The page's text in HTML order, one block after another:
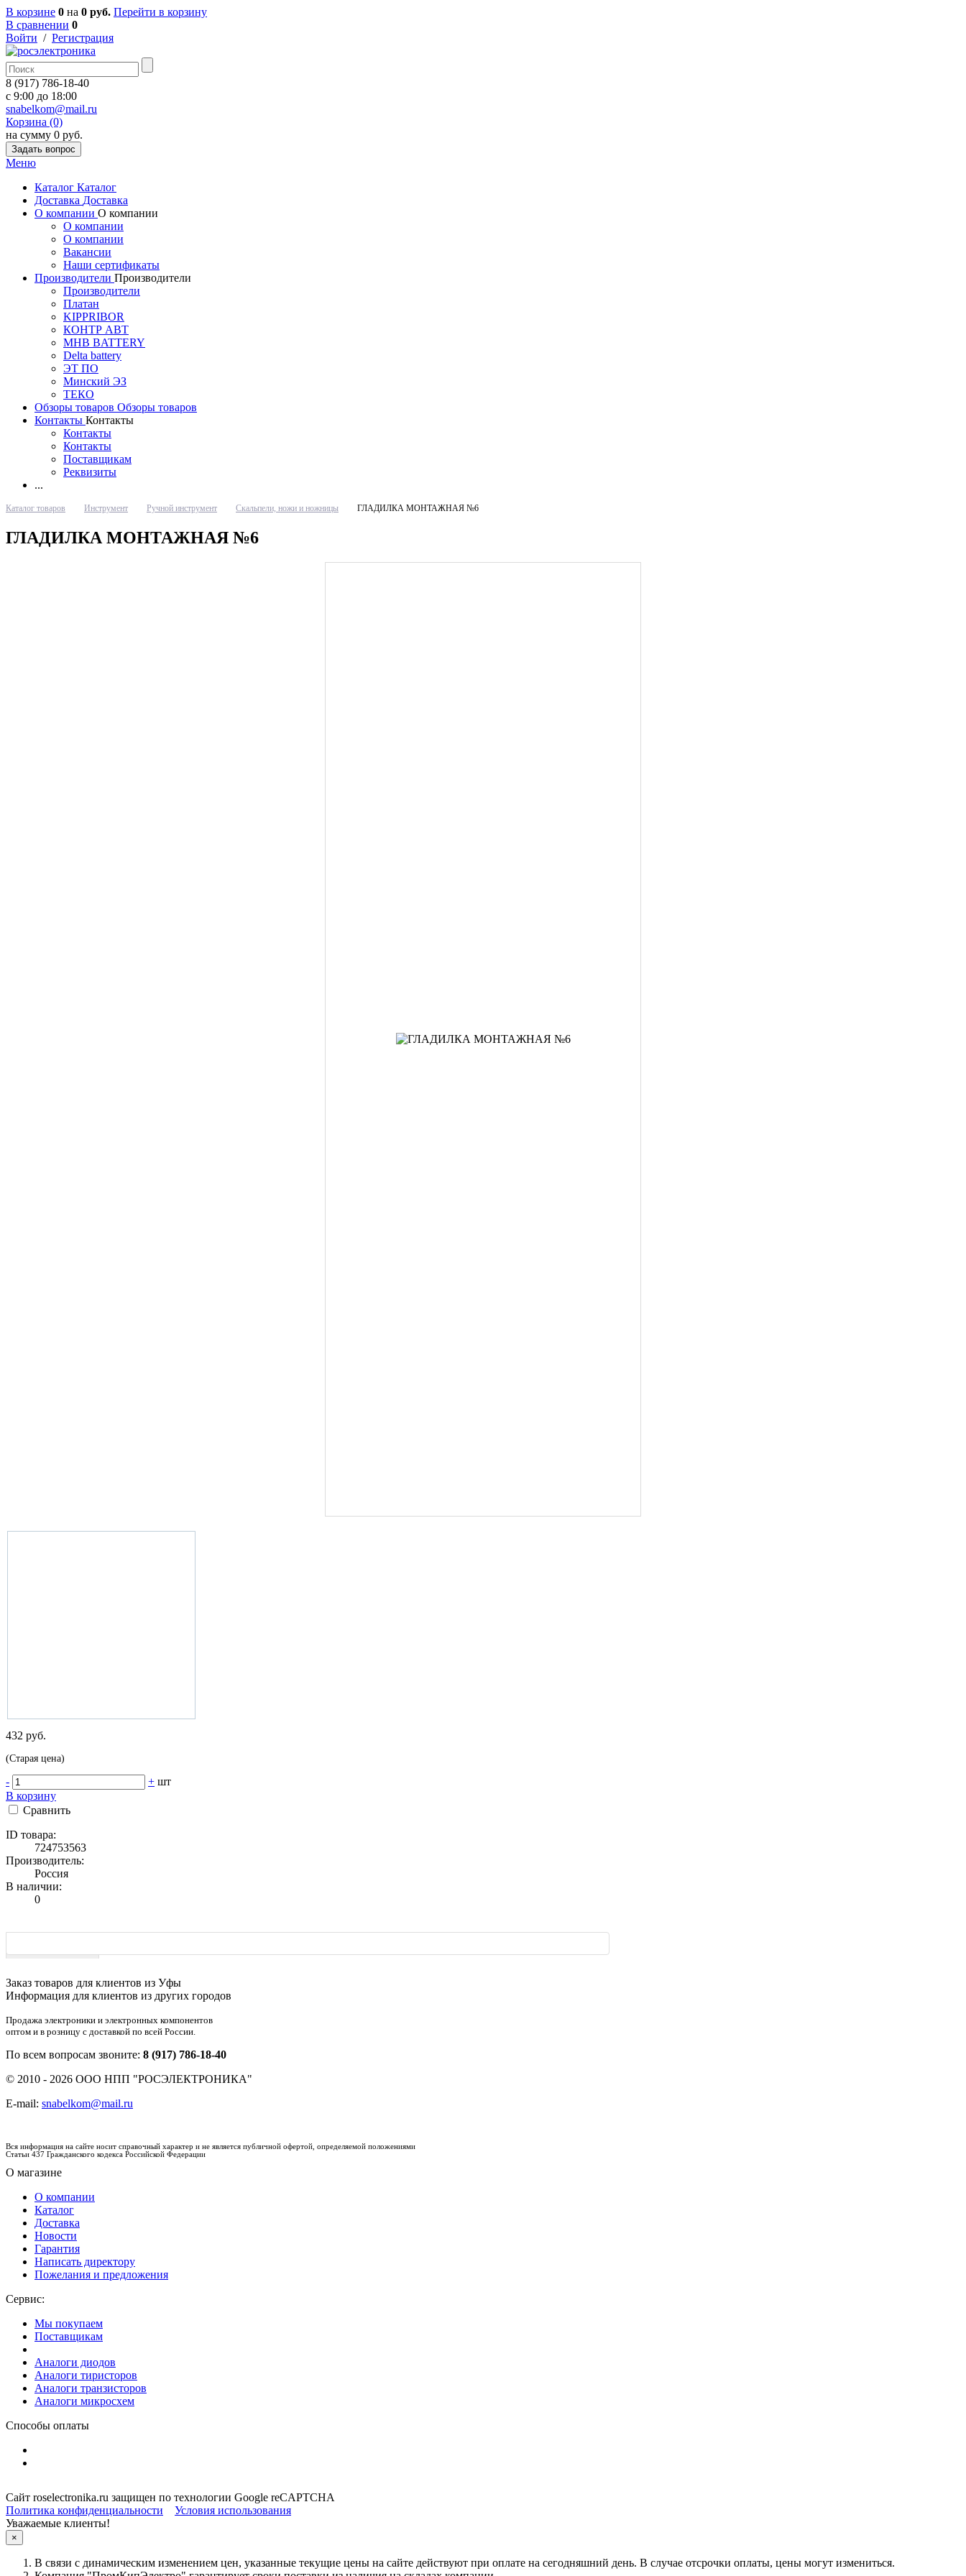
В корзине 0 на 0 руб. Перейти в корзину
В сравнении 0
Войти / Регистрация
8 (917) 786-18-40
c 9:00 до 18:00
snabelkom@mail.ru
Корзина (0)
на сумму 0 руб.
Задать вопрос
Меню
Каталог Каталог
Доставка Доставка
О компании О компании
О компании
О компании
Вакансии
Наши сертификаты
Производители Производители
Производители
Платан
KIPPRIBOR
КОНТР АВТ
MHB BATTERY
Delta battery
ЭT ПО
Минский ЭЗ
ТЕКО
Обзоры товаров Обзоры товаров
Контакты Контакты
Контакты
Контакты
Поставщикам
Реквизиты
...
Каталог товаров Инструмент Ручной инструмент Скальпели, ножи и ножницы ГЛАДИЛКА МОНТАЖНАЯ №6
ГЛАДИЛКА МОНТАЖНАЯ №6
432 руб.
(Старая цена)
- + шт
В корзину
Сравнить
ID товара:
724753563
Производитель:
Россия
В наличии:
0
Заказ товаров для клиентов из Уфы
Информация для клиентов из других городов
Продажа электроники и электронных компонентов
оптом и в розницу с доставкой по всей России.
По всем вопросам звоните: 8 (917) 786-18-40
© 2010 - 2026 ООО НПП "РОСЭЛЕКТРОНИКА"
E-mail: snabelkom@mail.ru
Вся информация на сайте носит справочный характер и не является публичной офертой, определяемой положениями
Статьи 437 Гражданского кодекса Российской Федерации
О магазине
О компании
Каталог
Доставка
Новости
Гарантия
Написать директору
Пожелания и предложения
Сервис:
Мы покупаем
Поставщикам
Аналоги диодов
Аналоги тиристоров
Аналоги транзисторов
Аналоги микросхем
Способы оплаты
Сайт roselectronika.ru защищен по технологии Google reCAPTCHA
Политика конфиденциальности
Условия использования
Уважаемые клиенты!
×
В связи с динамическим изменением цен, указанные текущие цены на сайте действуют при оплате на сегодняшний день. В случае отсрочки оплаты, цены могут измениться.